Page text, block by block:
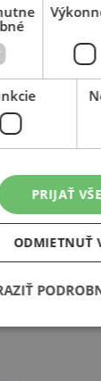
v Bratislave
Centrálny sklad
PRIJAŤ
ODMIETNUŤ